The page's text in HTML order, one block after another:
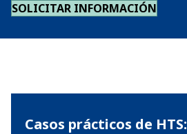
SOLICITAR INFORMACIÓN
Casos prácticos de HTS: